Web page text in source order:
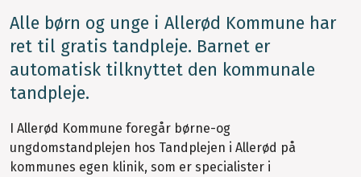
Alle børn og unge i Allerød Kommune har
ret til gratis tandpleje. Barnet er
automatisk tilknyttet den kommunale
tandpleje.
I Allerød Kommune foregår børne-og
ungdomstandplejen hos Tandplejen i Allerød på
kommunes egen klinik, som er specialister i